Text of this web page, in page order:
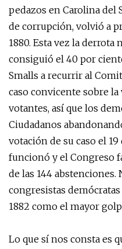
pedazos en Carolina del
de corrupción, volvió a
1880. Esta vez la
consiguió el 40 por
Smalls a recurrir al
caso convicente sobre
votantes, así que los
Ciudadanos
votación de su caso el
funcionó y el Congreso
de las 144
congresistas
1882 como el mayor
Lo que sí nos consta es